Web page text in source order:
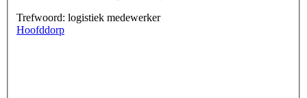
Trefwoord: logistiek medewerker
Hoofddorp